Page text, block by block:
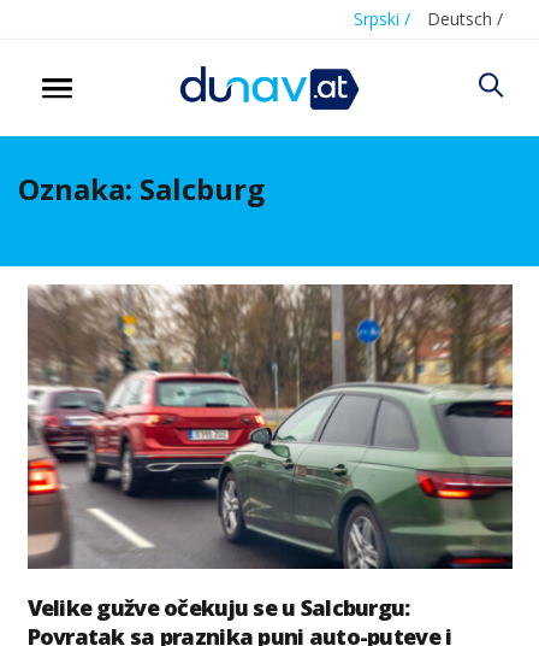
Srpski / Deutsch /
Oznaka: Salcburg
Velike gužve očekuju se u Salcburgu:
Povratak sa praznika puni auto-puteve i